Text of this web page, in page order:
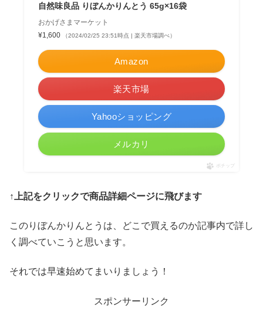
自然味良品 りぼんかりんとう 65g×16袋
おかげさまマーケット
¥1,600
（2024/02/25 23:51時点 | 楽天市場調べ）
Amazon
楽天市場
Yahooショッピング
メルカリ
ポチップ
↑上記をクリックで商品詳細ページに飛びます
このりぼんかりんとうは、どこで買えるのか記事内で詳し
く調べていこうと思います。
それでは早速始めてまいりましょう！
スポンサーリンク